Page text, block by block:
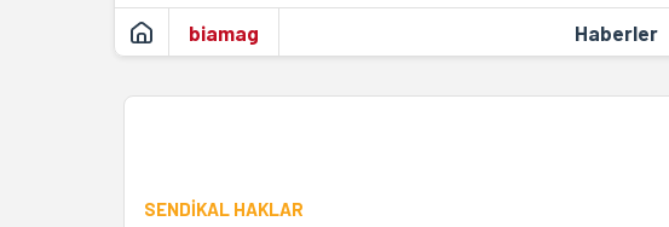
biamag Haberler
SENDİKAL HAKLAR